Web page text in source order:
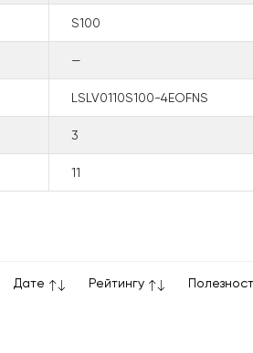
S100
—
LSLV0110S100-4EOFNS
3
11
Дате Рейтингу